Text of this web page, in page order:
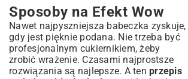
Sposoby na Efekt Wow
Nawet najpyszniejsza babeczka zyskuje,
gdy jest pięknie podana. Nie trzeba być
profesjonalnym cukiernikiem, żeby
zrobić wrażenie. Czasami najprostsze
rozwiązania są najlepsze. A ten przepis